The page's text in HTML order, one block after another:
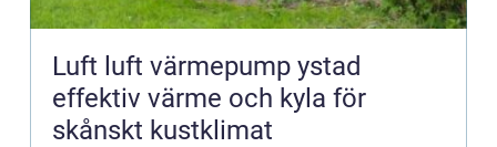
Luft luft värmepump ystad
effektiv värme och kyla för
skånskt kustklimat